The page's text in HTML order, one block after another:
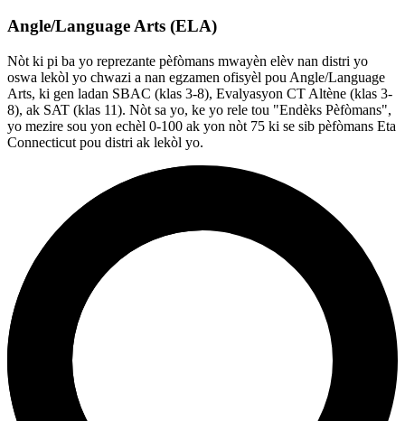
Angle/Language Arts (ELA)
Nòt ki pi ba yo reprezante pèfòmans mwayèn elèv nan distri yo
oswa lekòl yo chwazi a nan egzamen ofisyèl pou Angle/Language
Arts, ki gen ladan SBAC (klas 3-8), Evalyasyon CT Altène (klas 3-
8), ak SAT (klas 11). Nòt sa yo, ke yo rele tou "Endèks Pèfòmans",
yo mezire sou yon echèl 0-100 ak yon nòt 75 ki se sib pèfòmans Eta
Connecticut pou distri ak lekòl yo.